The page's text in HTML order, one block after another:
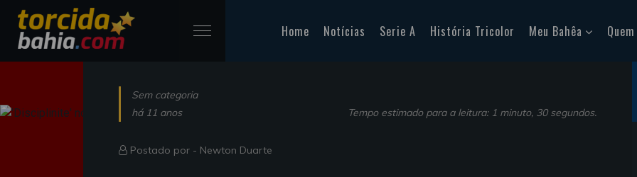
Home Notícias Serie A História Tricolor Meu Bahêa
Sem categoria
há 11 anos
Tempo estimado para a leitura: 1 minuto, 30 segundos.
Postado por - Newton Duarte